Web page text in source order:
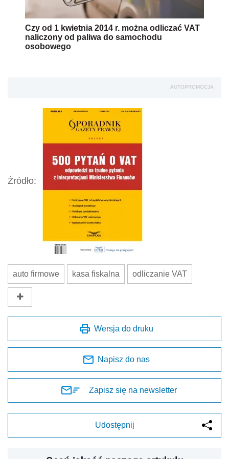
Czy od 1 kwietnia 2014 r. można odliczać VAT
naliczony od paliwa do samochodu
osobowego
AUTOPROMOCJA
Źródło:
auto firmowe kasa fiskalna odliczanie VAT
Wersja do druku
Napisz do nas
Zapisz się na newsletter
Udostępnij